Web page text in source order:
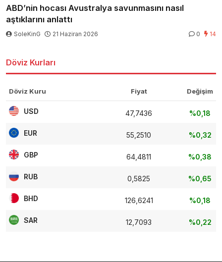
ABD’nin hocası Avustralya savunmasını nasıl
aştıklarını anlattı
SoleKinG 21 Haziran 2026 0 14
Döviz Kurları
Döviz Kuru Fiyat Değişim
USD 47,7436 %0,18
EUR 55,2510 %0,32
GBP 64,4811 %0,38
RUB 0,5825 %0,65
BHD 126,6241 %0,18
SAR 12,7093 %0,22